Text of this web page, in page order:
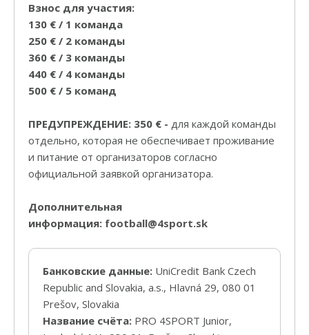
Взнос для участия:
130 € / 1 команда
250 € / 2 команды
360 € / 3 команды
440 € / 4 команды
500 € / 5 команд
ПРЕДУПРЕЖДЕНИЕ: 350 € - для каждой команды
отдельно, которая не обеспечивает проживание
и питание от организаторов согласно
официальной заявкой организатора.
Дополнительная
информация: football@4sport.sk
Банковские данные: UniCredit Bank Czech
Republic and Slovakia, a.s., Hlavná 29, 080 01
Prešov, Slovakia
Название счёта: PRO 4SPORT Junior,